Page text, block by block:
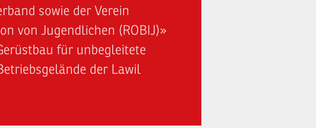
sowie der Verein
von Jugendlichen (ROBIJ)»
für unbegleitete
der Lawil